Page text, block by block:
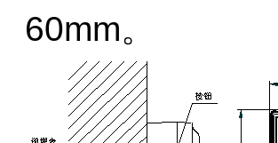
60mm。